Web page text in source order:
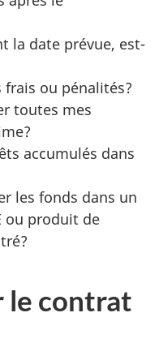
la date prévue, est-
frais ou pénalités?
toutes mes
accumulés dans
les fonds dans un
ou produit de
le contrat